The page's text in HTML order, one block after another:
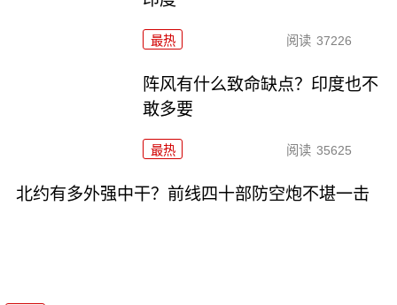
最热 阅读 37226
阵风有什么致命缺点？印度也不
敢多要
最热 阅读 35625
北约有多外强中干？前线四十部防空炮不堪一击